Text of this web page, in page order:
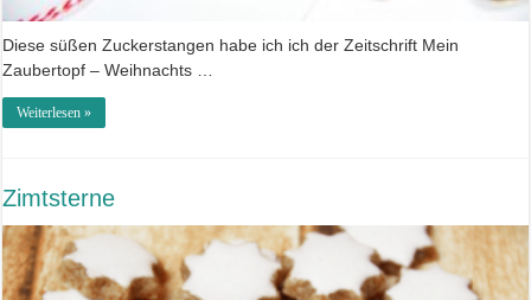
Diese süßen Zuckerstangen habe ich ich der Zeitschrift Mein
Zaubertopf – Weihnachts …
Weiterlesen »
Zimtsterne